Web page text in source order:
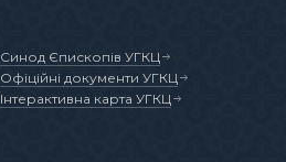
Синод Єпископів УГКЦ
Офіційні документи УГКЦ
Інтерактивна карта УГКЦ